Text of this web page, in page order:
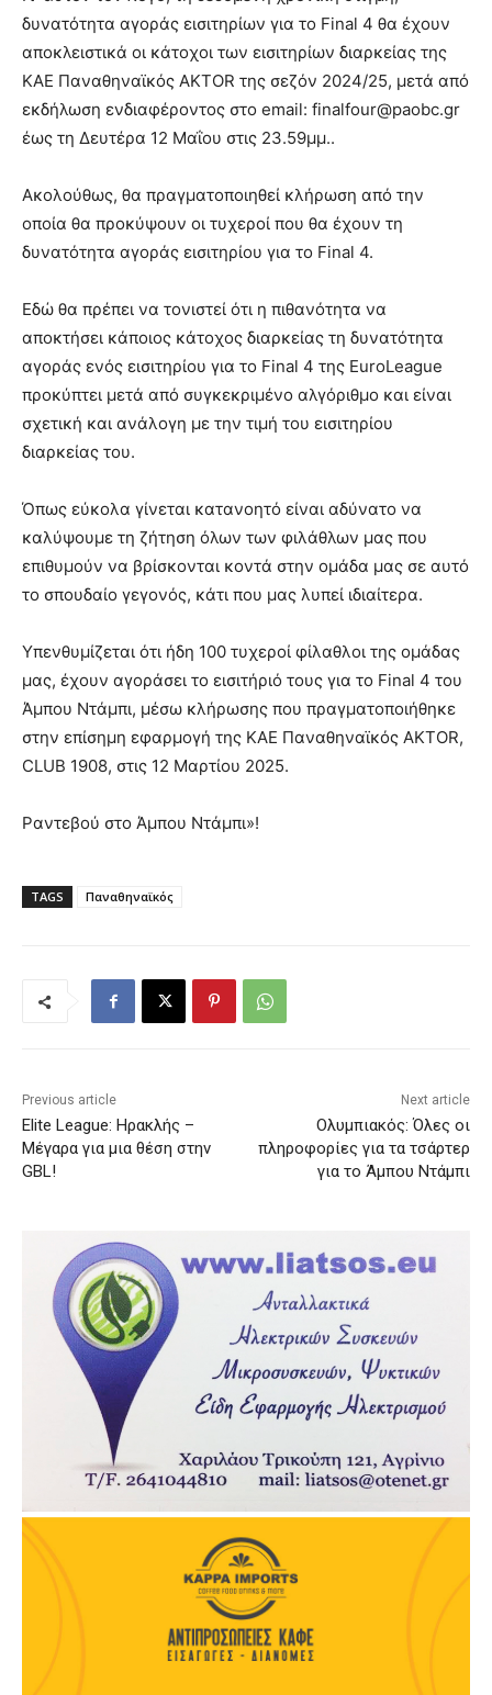
δυνατότητα αγοράς εισιτηρίων για το Final 4 θα έχουν
αποκλειστικά οι κάτοχοι των εισιτηρίων διαρκείας της
ΚΑΕ Παναθηναϊκός AKTOR της σεζόν 2024/25, μετά από
εκδήλωση ενδιαφέροντος στο email: finalfour@paobc.gr
έως τη Δευτέρα 12 Μαΐου στις 23.59μμ..
Ακολούθως, θα πραγματοποιηθεί κλήρωση από την
οποία θα προκύψουν οι τυχεροί που θα έχουν τη
δυνατότητα αγοράς εισιτηρίου για το Final 4.
Εδώ θα πρέπει να τονιστεί ότι η πιθανότητα να
αποκτήσει κάποιος κάτοχος διαρκείας τη δυνατότητα
αγοράς ενός εισιτηρίου για το Final 4 της EuroLeague
προκύπτει μετά από συγκεκριμένο αλγόριθμο και είναι
σχετική και ανάλογη με την τιμή του εισιτηρίου
διαρκείας του.
Όπως εύκολα γίνεται κατανοητό είναι αδύνατο να
καλύψουμε τη ζήτηση όλων των φιλάθλων μας που
επιθυμούν να βρίσκονται κοντά στην ομάδα μας σε αυτό
το σπουδαίο γεγονός, κάτι που μας λυπεί ιδιαίτερα.
Υπενθυμίζεται ότι ήδη 100 τυχεροί φίλαθλοι της ομάδας
μας, έχουν αγοράσει το εισιτήριό τους για το Final 4 του
Άμπου Ντάμπι, μέσω κλήρωσης που πραγματοποιήθηκε
στην επίσημη εφαρμογή της ΚΑΕ Παναθηναϊκός AKTOR,
CLUB 1908, στις 12 Μαρτίου 2025.
Ραντεβού στο Άμπου Ντάμπι»!
TAGS Παναθηναϊκός
Previous article
Elite League: Ηρακλής –
Μέγαρα για μια θέση στην
GBL!
Next article
Ολυμπιακός: Όλες οι
πληροφορίες για τα τσάρτερ
για το Άμπου Ντάμπι